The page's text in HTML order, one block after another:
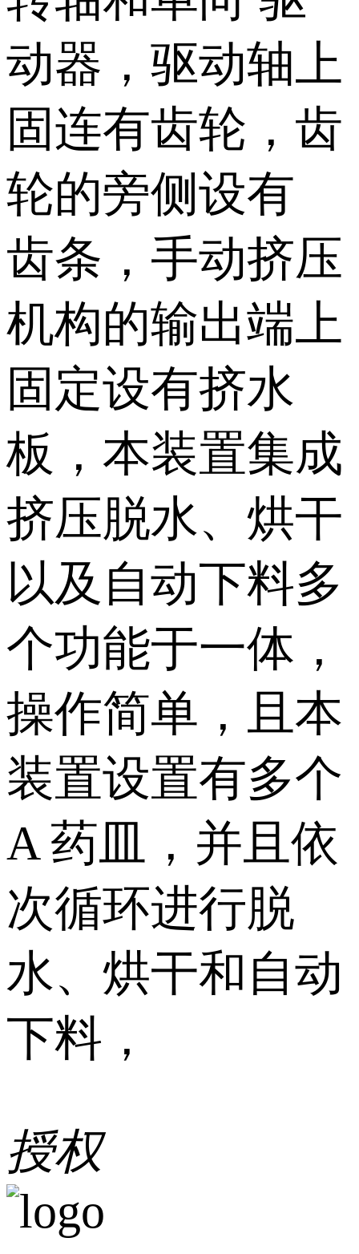
动器，驱动轴上
固连有齿轮，齿
轮的旁侧设有
齿条，手动挤压
机构的输出端上
固定设有挤水
板，本装置集成
挤压脱水、烘干
以及自动下料多
个功能于一体，
操作简单，且本
装置设置有多个
A 药皿，并且依
次循环进行脱
水、烘干和自动
下料，
授权